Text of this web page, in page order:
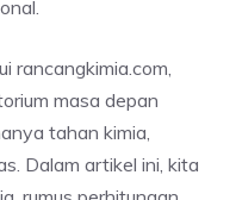
rancangkimia.com,
masa depan
tahan kimia,
Dalam artikel ini, kita